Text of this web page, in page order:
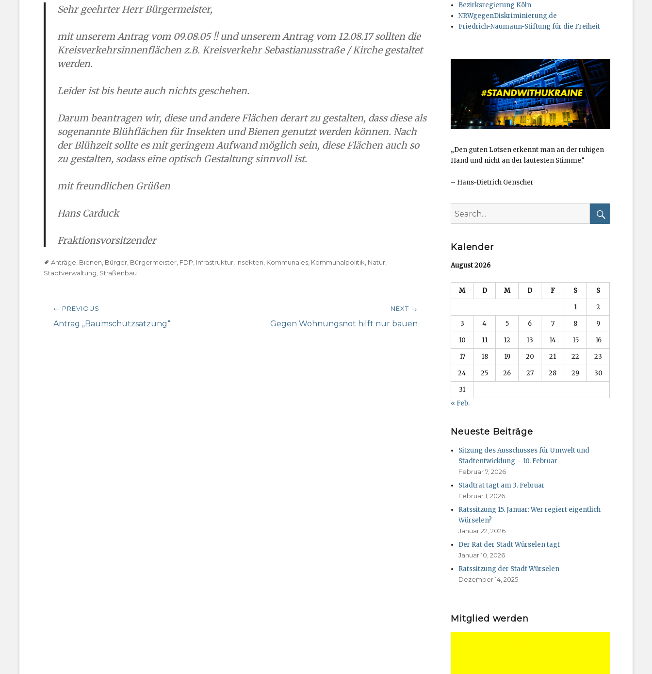
Sehr geehrter Herr Bürgermeister,
mit unserem Antrag vom 09.08.05 !! und unserem Antrag vom 12.08.17 sollten die
Kreisverkehrsinnenflächen z.B. Kreisverkehr Sebastianusstraße / Kirche gestaltet
werden.
Leider ist bis heute auch nichts geschehen.
Darum beantragen wir, diese und andere Flächen derart zu gestalten, dass diese als
sogenannte Blühflächen für Insekten und Bienen genutzt werden können. Nach
der Blühzeit sollte es mit geringem Aufwand möglich sein, diese Flächen auch so
zu gestalten, sodass eine optisch Gestaltung sinnvoll ist.
mit freundlichen Grüßen
Hans Carduck
Fraktionsvorsitzender
TagsAnträge Bienen Bürger Bürgermeister FDP Infrastruktur Insekten Kommunales Kommunalpolitik Natur
Stadtverwaltung Straßenbau
Beitragsnavigation
← PREVIOUS
Previous
Antrag „Baumschutzsatzung“
NEXT →
Gegen Wohnungsnot hilft nur bauen
Bezirksregierung Köln
NRWgegenDiskriminierung.de
Friedrich-Naumann-Stiftung für die Freiheit
„Den guten Lotsen erkennt man an der ruhigen
Hand und nicht an der lautesten Stimme.“
– Hans-Dietrich Genscher
for:
Kalender
August 2026
M D M D F S
S
1
2
3
4 5 6 7 8
9
10
11 12 13 14 15
16
17
18 19 20 21 22
23
24
25 26 27 28 29
30
31
« Feb.
Neueste Beiträge
Sitzung des Ausschusses für Umwelt und
Stadtentwicklung – 10. Februar
Februar 7, 2026
Stadtrat tagt am 3. Februar
Februar 1, 2026
Ratssitzung 15. Januar: Wer regiert eigentlich
Würselen?
Januar 22, 2026
Der Rat der Stadt Würselen tagt
Januar 10, 2026
Ratssitzung der Stadt Würselen
Dezember 14, 2025
Mitglied werden